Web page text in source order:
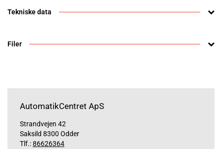
Tekniske data
Filer
AutomatikCentret ApS
Strandvejen 42
Saksild 8300 Odder
Tlf.:86626364